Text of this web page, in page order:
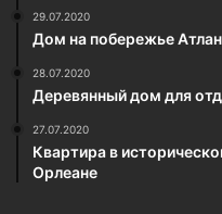
29.07.2020
Дом на побережье
28.07.2020
Деревянный дом для
27.07.2020
Квартира в
Орлеане